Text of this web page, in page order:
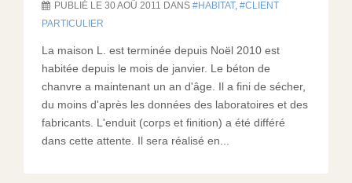
PUBLIÉ LE 30 AOÛ 2011 DANS HABITAT,
CLIENT
PARTICULIER
La maison L. est terminée depuis Noël 2010 est
habitée depuis le mois de janvier. Le béton de
chanvre a maintenant un an d'âge. Il a fini de sécher,
du moins d'après les données des laboratoires et des
fabricants. L'enduit (corps et finition) a été différé
dans cette attente. Il sera réalisé en...